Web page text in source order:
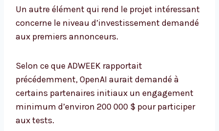
Un autre élément qui rend le projet intéressant
concerne le niveau d’investissement demandé
aux premiers annonceurs.
Selon ce que ADWEEK rapportait
précédemment, OpenAI aurait demandé à
certains partenaires initiaux un engagement
minimum d’environ 200 000 $ pour participer
aux tests.